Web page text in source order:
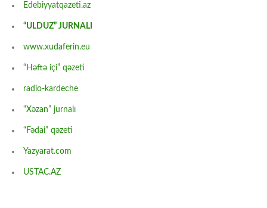
Edebiyyatqazeti.az
“ULDUZ” JURNALI
www.xudaferin.eu
“Həftə içi” qəzeti
radio-kardeche
“Xəzan” jurnalı
“Fədai” qəzeti
Yazyarat.com
USTAC.AZ